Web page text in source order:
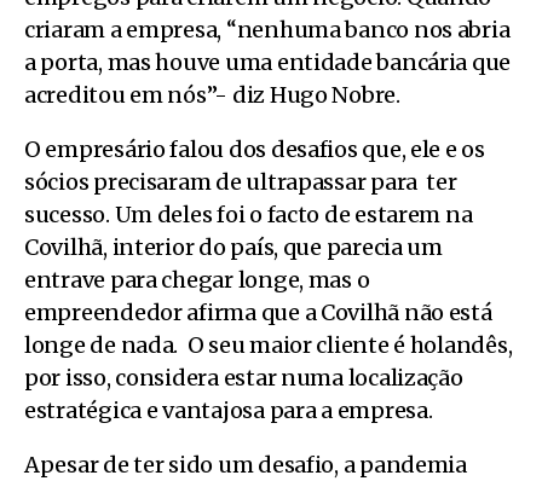
criaram a empresa, “nenhuma banco nos abria
a porta, mas houve uma entidade bancária que
acreditou em nós”- diz Hugo Nobre.
O empresário falou dos desafios que, ele e os
sócios precisaram de ultrapassar para ter
sucesso. Um deles foi o facto de estarem na
Covilhã, interior do país, que parecia um
entrave para chegar longe, mas o
empreendedor afirma que a Covilhã não está
longe de nada. O seu maior cliente é holandês,
por isso, considera estar numa localização
estratégica e vantajosa para a empresa.
Apesar de ter sido um desafio, a pandemia